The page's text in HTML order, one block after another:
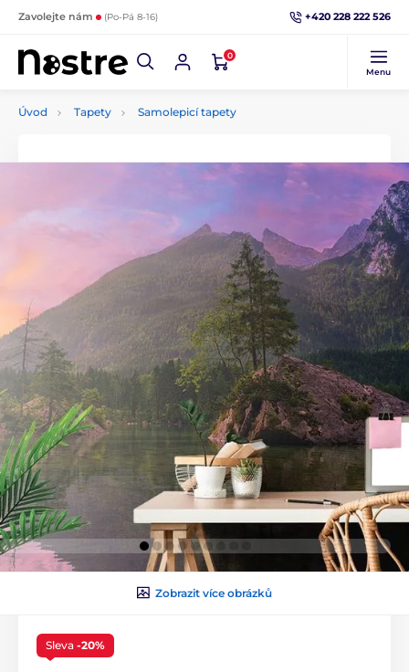
Zavolejte nám (Po-Pá 8-16) +420 228 222 526
0
Menu
Úvod Tapety Samolepicí tapety
Zobrazit více obrázků
Sleva -20%